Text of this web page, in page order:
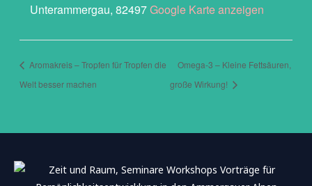
Unterammergau, 82497Google Karte anzeigen
Aromakreis – Tropfen für Tropfen die
Welt besser machen
Omega-3 – Kleine Fettsäuren,
große Wirkung!